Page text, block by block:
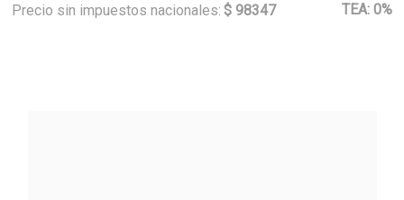
Precio sin impuestos nacionales: $ 98347 TEA: 0%